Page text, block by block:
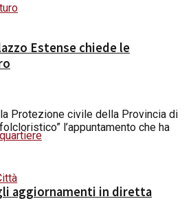
Estense chiede le
Protezione civile della Provincia di
l’appuntamento che ha
aggiornamenti in diretta